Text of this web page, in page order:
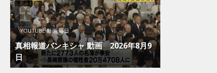
YOUTUBE 動画 毎日
真相報道バンキシャ 動画 2026年8月9
日